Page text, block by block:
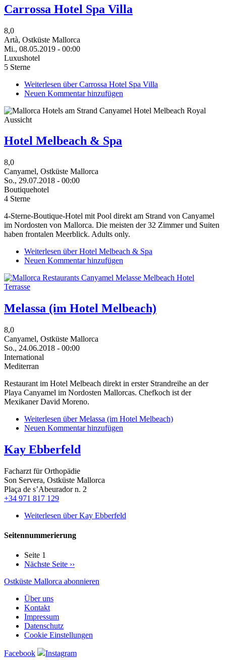
Carrossa Hotel Spa Villa
8,0
Artà, Ostküste Mallorca
Mi., 08.05.2019 - 00:00
Luxushotel
5 Sterne
Weiterlesen über Carrossa Hotel Spa Villa
Neuen Kommentar hinzufügen
Hotel Melbeach & Spa
8,0
Canyamel, Ostküste Mallorca
So., 29.07.2018 - 00:00
Boutiquehotel
4 Sterne
4-Sterne-Boutique-Hotel mit Pool direkt am Strand von Canyamel
im Nordosten von Mallorca. Die meisten der 32 Zimmer und Suiten
haben frontalen Meerblick. Adults only.
Weiterlesen über Hotel Melbeach & Spa
Neuen Kommentar hinzufügen
Melassa (im Hotel Melbeach)
8,0
Canyamel, Ostküste Mallorca
So., 24.06.2018 - 00:00
International
Mediterran
Restaurant im Hotel Melbeach direkt in erster Strandreihe an der
Playa Canyamel im Nordosten Mallorcas. Chefkoch ist der
Mexikaner David Moreno.
Weiterlesen über Melassa (im Hotel Melbeach)
Neuen Kommentar hinzufügen
Kay Ebberfeld
Facharzt für Orthopädie
Son Servera, Ostküste Mallorca
Plaça de s’Abeurador n. 2
+34 971 817 129
Weiterlesen über Kay Ebberfeld
Seitennummerierung
Seite 1
Nächste Seite ››
Ostküste Mallorca abonnieren
Über uns
Kontakt
Impressum
Datenschutz
Cookie Einstellungen
Facebook Instagram